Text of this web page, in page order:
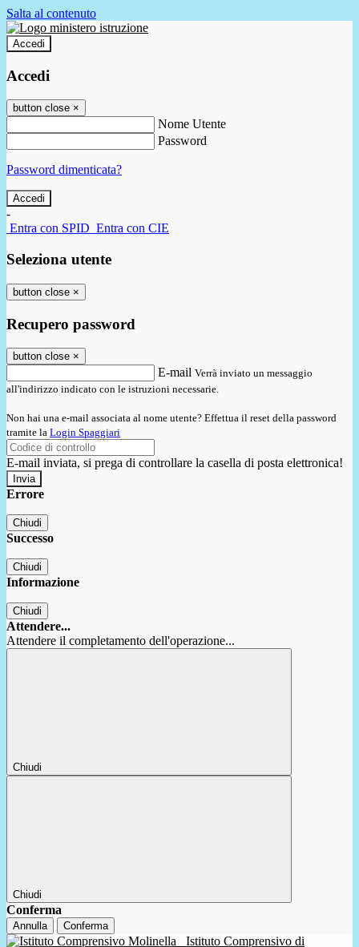
Salta al contenuto
Accedi
Accedi
button close ×
Nome Utente
Password
Password dimenticata?
-
Entra con SPID Entra con CIE
Seleziona utente
button close ×
Recupero password
button close ×
E-mail Verrà inviato un messaggio
all'indirizzo indicato con le istruzioni necessarie.
Non hai una e-mail associata al nome utente? Effettua il reset della password
tramite la Login Spaggiari
E-mail inviata, si prega di controllare la casella di posta elettronica!
Errore
Chiudi
Successo
Chiudi
Informazione
Chiudi
Attendere...
Attendere il completamento dell'operazione...
Chiudi
Chiudi
Conferma
Annulla Conferma
Istituto Comprensivo di